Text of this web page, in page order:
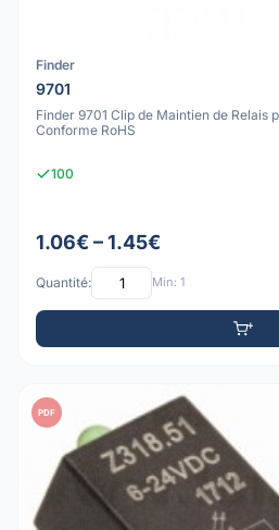
Finder
9701
Finder 9701 Clip de Maintien de Relais
Conforme RoHS
100
1.06€ – 1.45€
Quantité: Min: 1
PDF